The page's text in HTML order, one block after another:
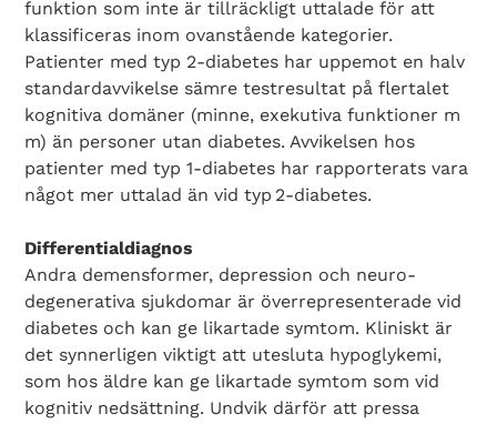
funktion som inte är tillräckligt uttalade för att
klassificeras inom ovanstående kategorier.
Patienter med typ 2-diabetes har uppemot en halv
standardavvikelse sämre testresultat på flertalet
kognitiva domäner (minne, exekutiva funktioner m
m) än personer utan diabetes. Avvikelsen hos
patienter med typ 1-diabetes har rapporterats vara
något mer uttalad än vid typ 2-dia­betes.
Differentialdiagnos
Andra demensformer, depression och neuro­
degenerativa sjukdomar är överrepresenterade vid
diabetes och kan ge likartade symtom. Kliniskt är
det synnerligen viktigt att utesluta hypoglykemi,
som hos äldre kan ge likartade symtom som vid
kognitiv nedsättning. Undvik därför att pressa